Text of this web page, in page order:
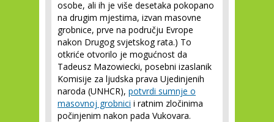
osobe, ali ih je više desetaka pokopano
na drugim mjestima, izvan masovne
grobnice, prve na području Evrope
nakon Drugog svjetskog rata.) To
otkriće otvorilo je mogućnost da
Tadeusz Mazowiecki, posebni izaslanik
Komisije za ljudska prava Ujedinjenih
naroda (UNHCR), potvrdi sumnje o
masovnoj grobnici i ratnim zločinima
počinjenim nakon pada Vukovara.